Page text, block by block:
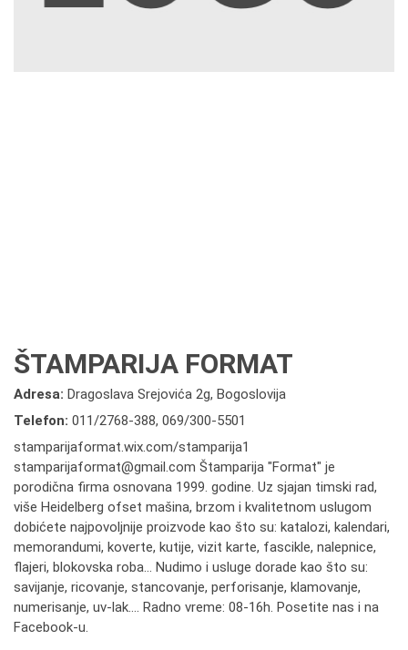
ŠTAMPARIJA FORMAT
Adresa: Dragoslava Srejovića 2g, Bogoslovija
Telefon: 011/2768-388, 069/300-5501
stamparijaformat.wix.com/stamparija1
stamparijaformat@gmail.com Štamparija "Format" je
porodična firma osnovana 1999. godine. Uz sjajan timski rad,
više Heidelberg ofset mašina, brzom i kvalitetnom uslugom
dobićete najpovoljnije proizvode kao što su: katalozi, kalendari,
memorandumi, koverte, kutije, vizit karte, fascikle, nalepnice,
flajeri, blokovska roba... Nudimo i usluge dorade kao što su:
savijanje, ricovanje, stancovanje, perforisanje, klamovanje,
numerisanje, uv-lak.... Radno vreme: 08-16h. Posetite nas i na
Facebook-u.